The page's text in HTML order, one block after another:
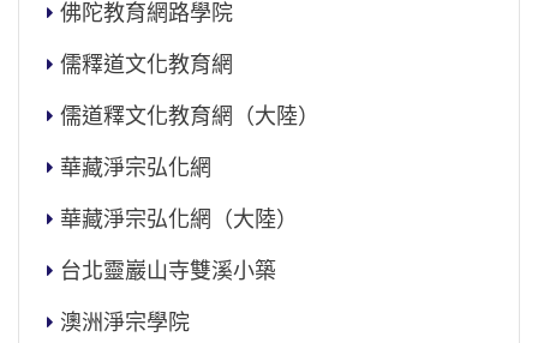
佛陀教育網路學院
儒釋道文化教育網
儒道釋文化教育網（大陸）
華藏淨宗弘化網
華藏淨宗弘化網（大陸）
台北靈巖山寺雙溪小築
澳洲淨宗學院